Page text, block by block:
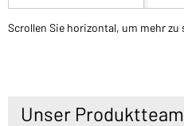
Scrollen Sie horizontal, um mehr zu
Unser